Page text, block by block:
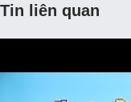
Tin liên quan